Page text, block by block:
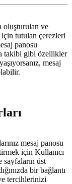
oluşturulan ve
tutulan çerezleri
panosu
takibi gibi özellikler
mesaj
mesaj panosu
için Kullanıcı
üst
bir bağlantı
tercihlerinizi